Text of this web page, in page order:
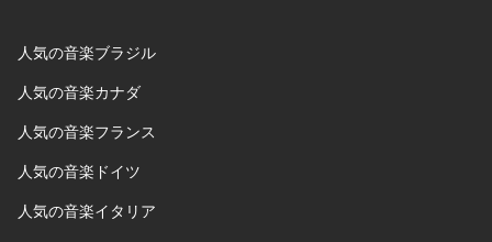
人気の音楽ブラジル
人気の音楽カナダ
人気の音楽フランス
人気の音楽ドイツ
人気の音楽イタリア